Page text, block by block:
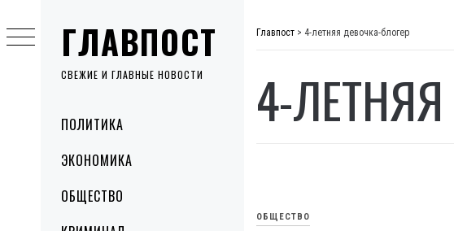
ГЛАВПОСТ
СВЕЖИЕ И ГЛАВНЫЕ НОВОСТИ
MenuПОЛИТИКА
ЭКОНОМИКА
ОБЩЕСТВО
to
content
Главпост > 4-летняя девочка-блогер
4-
ОБЩЕСТВО